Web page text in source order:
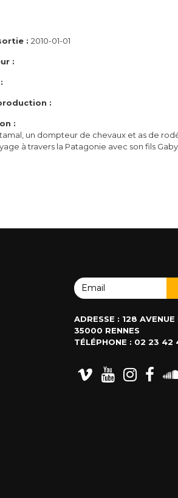
: 2010-01-01
:
:
:
un dompteur de chevaux et as de
à travers la Patagonie avec son fils
ADRESSE : 128
35000 RENNES
TÉLÉPHONE : 02 23 42